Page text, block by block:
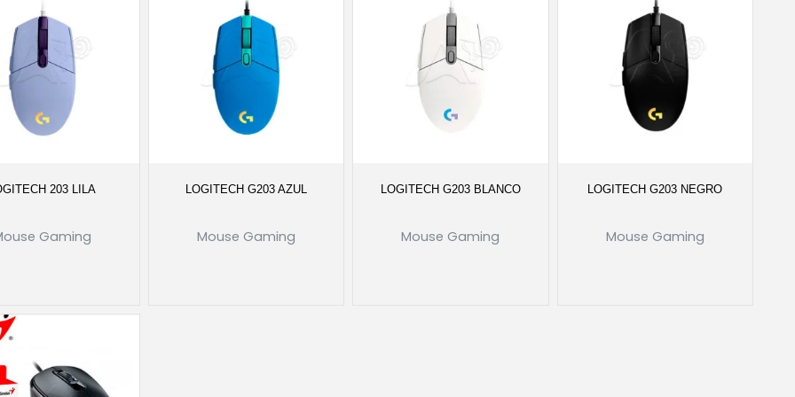
203 LILA
Gaming
LOGITECH G203 AZUL
Mouse Gaming
LOGITECH G203 BLANCO
Mouse Gaming
LOGITECH G203 NEGRO
Mouse Gaming